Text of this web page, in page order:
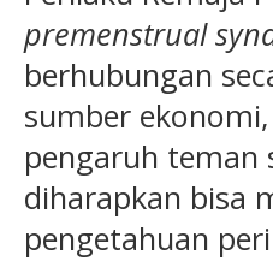
premenstrual
berhubungan
sumber
pengaruh teman
diharapkan bisa
pengetahuan